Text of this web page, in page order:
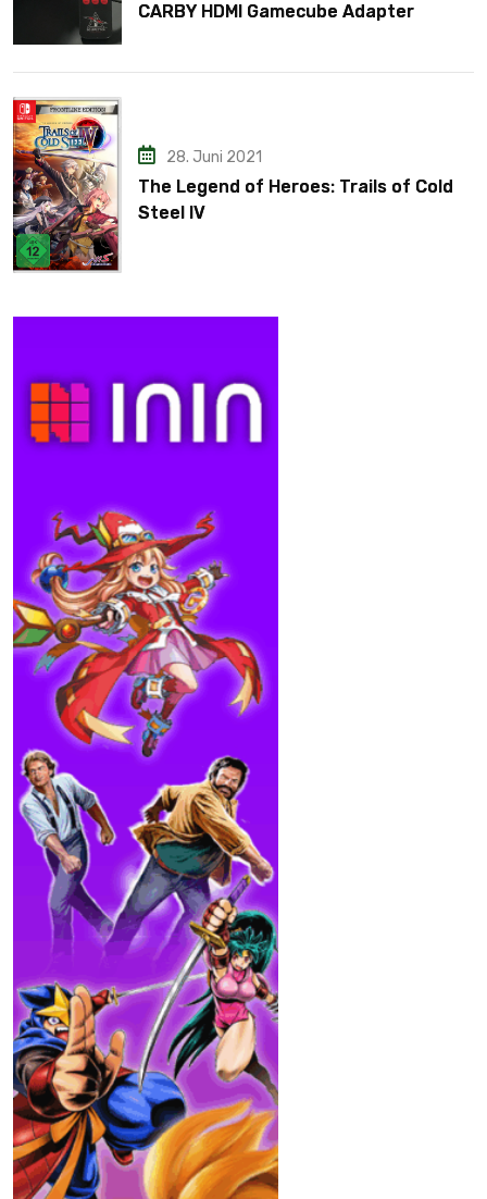
CARBY HDMI Gamecube Adapter
28. Juni 2021
The Legend of Heroes: Trails of Cold
Steel IV